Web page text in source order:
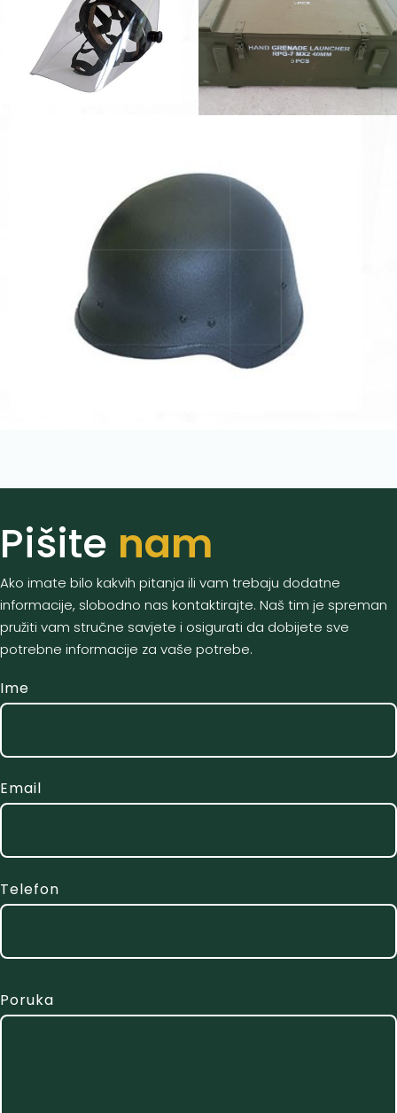
Pišite nam
Ako imate bilo kakvih pitanja ili vam trebaju dodatne
informacije, slobodno nas kontaktirajte. Naš tim je spreman
pružiti vam stručne savjete i osigurati da dobijete sve
potrebne informacije za vaše potrebe.
Ime
Email
Telefon
Poruka